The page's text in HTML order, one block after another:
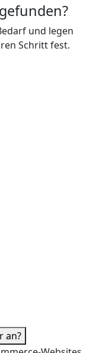
und legen
Schritt fest.
an?